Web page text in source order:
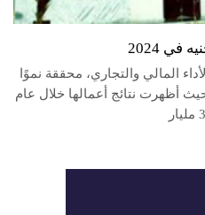
المالي والتجاري، محققة نموًا
أظهرت نتائج أعمالها خلال عام